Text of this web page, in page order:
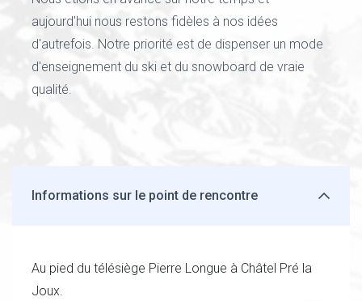
aujourd'hui nous restons fidèles à nos idées
d'autrefois. Notre priorité est de dispenser un mode
d'enseignement du ski et du snowboard de vraie
qualité.
Informations sur le point de rencontre
Au pied du télésiège Pierre Longue à Châtel Pré la
Joux.